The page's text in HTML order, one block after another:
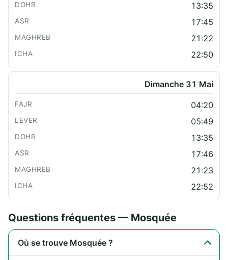
13:35
17:45
21:22
22:50
Dimanche 31 Mai
04:20
05:49
13:35
17:46
21:23
22:52
Questions fréquentes — Mosquée
Où se trouve Mosquée ?